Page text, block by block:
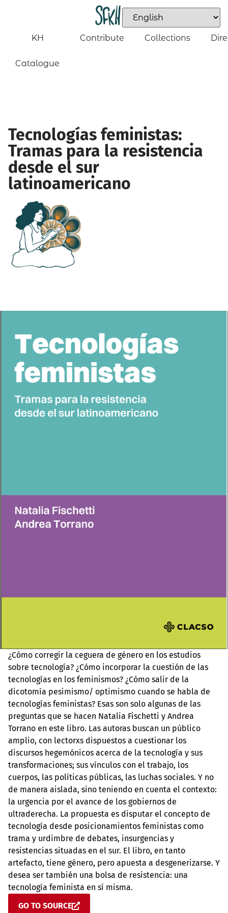
KH
Catalogue
Contribute Collections
Tecnologías feministas:
Tramas para la resistencia
desde el sur
latinoamericano
¿Cómo corregir la ceguera de género en los estudios
sobre tecnología? ¿Cómo incorporar la cuestión de las
tecnologías en los feminismos? ¿Cómo salir de la
dicotomía pesimismo/ optimismo cuando se habla de
tecnologías feministas? Esas son solo algunas de las
preguntas que se hacen Natalia Fischetti y Andrea
Torrano en este libro. Las autoras buscan un público
amplio, con lectorxs dispuestos a cuestionar los
discursos hegemónicos acerca de la tecnología y sus
transformaciones; sus vínculos con el trabajo, los
cuerpos, las políticas públicas, las luchas sociales. Y no
de manera aislada, sino teniendo en cuenta el contexto:
la urgencia por el avance de los gobiernos de
ultraderecha. La propuesta es disputar el concepto de
tecnología desde posicionamientos feministas como
trama y urdimbre de debates, insurgencias y
resistencias situadas en el sur. El libro, en tanto
artefacto, tiene género, pero apuesta a desgenerizarse. Y
desea ser también una bolsa de resistencia: una
tecnología feminista en sí misma.
GO TO SOURCE